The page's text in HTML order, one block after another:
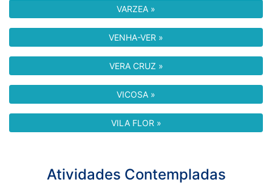
VARZEA »
VENHA-VER »
VERA CRUZ »
VICOSA »
VILA FLOR »
Atividades Contempladas